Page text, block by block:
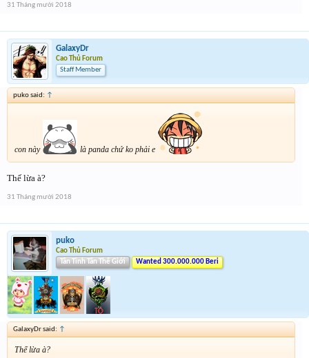
31 Tháng mười 2018
GalaxyDr
Cao Thủ Forum
Staff Member
puko said: ↑
con này là panda chứ ko phải e
Thế lừa à?
31 Tháng mười 2018
puko
Cao Thủ Forum
Tân Tinh Tân Thế Giới
Wanted 300.000.000 Beri
GalaxyDr said: ↑
Thế lừa à?